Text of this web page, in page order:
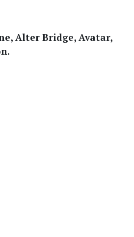
Alter Bridge, Avatar,
.